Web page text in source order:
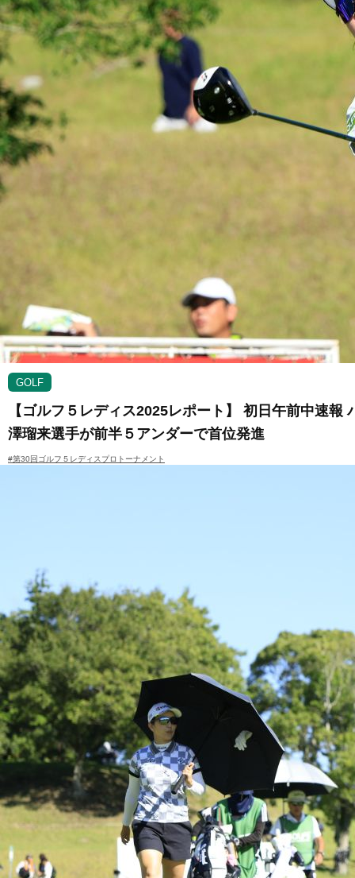
GOLF
【ゴルフ５レディス2025レポート】 初日午前中速
澤瑠来選手が前半５アンダーで首位発進
#第30回ゴルフ５レディスプロトーナメント